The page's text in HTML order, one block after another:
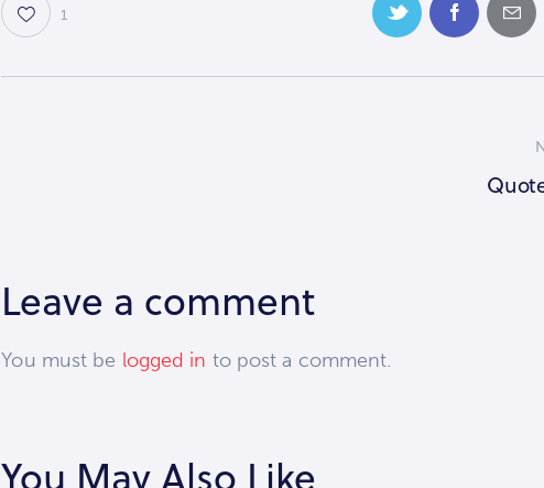
1
Leave a comment
You must be logged in to post a comment.
You May Also Like